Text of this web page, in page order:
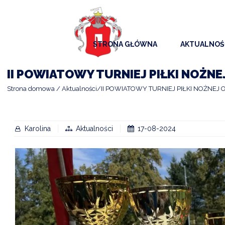
STRONA GŁÓWNA
II POWIATOWY TURNIEJ PIŁKI
Strona domowa Aktualności II POWIATOWY TURNIEJ PIŁKI NOŻNEJ
Karolina Aktualności 17-08-2024